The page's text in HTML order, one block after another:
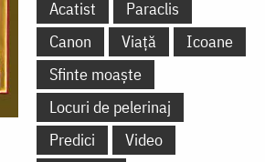
Acatist
Paraclis
Canon
Viață
Icoane
Sfinte moaște
Locuri de pelerinaj
Predici
Video